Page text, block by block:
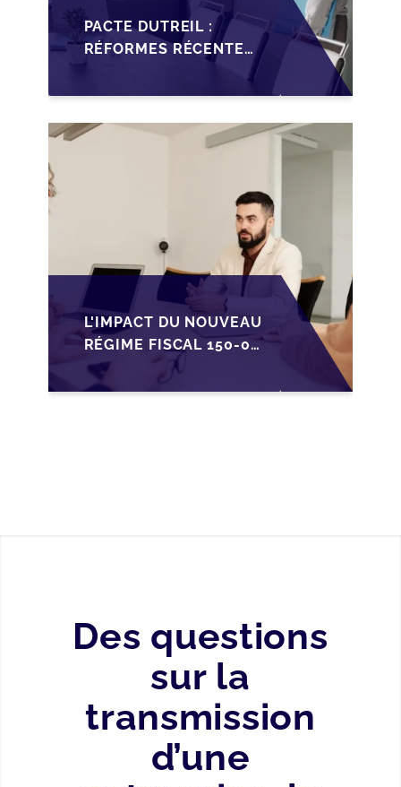
PACTE DUTREIL :
RÉFORMES RÉCENTES
TRANSMISSION DES
L'IMPACT DU NOUVEAU
RÉGIME FISCAL 150-0
B TER SUR LA
TRANSMISSION DES
Des questions
sur la
transmission
d’une